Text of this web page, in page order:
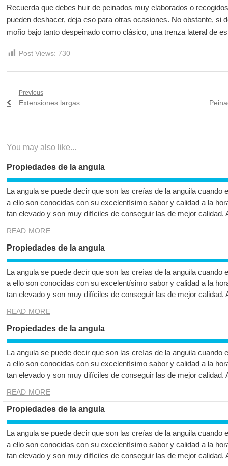
Recuerda que debes huir de peinados muy elaborados o
pueden deshacer, deja eso para otras ocasiones. No obstante, si
moño bajo tanto despeinado como clásico, una trenza lateral de
Post Views: 730
Navegación
Previous
Previous
Extensiones largas
Next
You may also like...
Propiedades de la angula
La angula se puede decir que son las creías de la anguila cuando
a ello son conocidas con su excelentísimo sabor y calidad a la
tan elevado y son muy difíciles de conseguir las de mejor
READ MORE
Propiedades de la angula
La angula se puede decir que son las creías de la anguila cuando
a ello son conocidas con su excelentísimo sabor y calidad a la
tan elevado y son muy difíciles de conseguir las de mejor
READ MORE
Propiedades de la angula
La angula se puede decir que son las creías de la anguila cuando
a ello son conocidas con su excelentísimo sabor y calidad a la
tan elevado y son muy difíciles de conseguir las de mejor
READ MORE
Propiedades de la angula
La angula se puede decir que son las creías de la anguila cuando
a ello son conocidas con su excelentísimo sabor y calidad a la
tan elevado y son muy difíciles de conseguir las de mejor